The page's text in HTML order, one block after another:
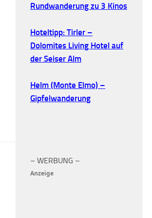
Rundwanderung zu 3 Kinos
Hoteltipp: Tirler –
Dolomites Living Hotel auf
der Seiser Alm
Helm (Monte Elmo) –
Gipfelwanderung
– WERBUNG –
Anzeige